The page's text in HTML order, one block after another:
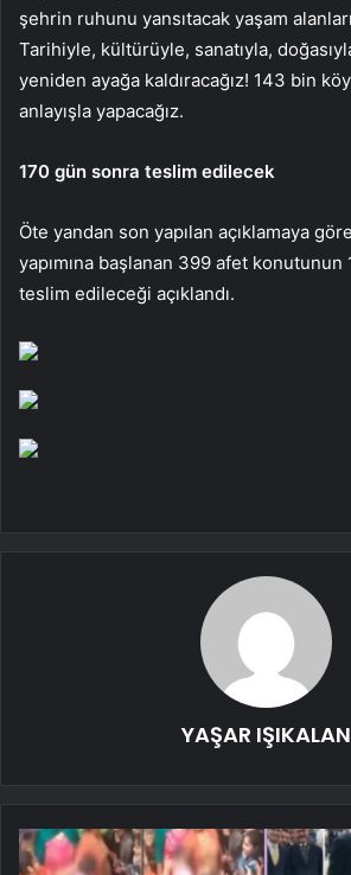
şehrin ruhunu yansıtacak yaşam
Tarihiyle, kültürüyle, sanatıyla,
yeniden ayağa kaldıracağız! 143 bin
anlayışla yapacağız.
170 gün sonra teslim edilecek
Öte yandan son yapılan açıklamaya
yapımına başlanan 399 afet konutunun
teslim edileceği açıklandı.
YAŞAR IŞIKALAN